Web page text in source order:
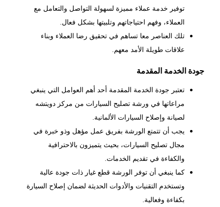
توفير خدمة عملاء مميزة لسهولة التواصل والتعامل مع
العملاء، وفهم احتياجاتهم وتلبيتها بشكل فعال.
تلك العناصر معا تساهم في تحقيق رضا العملاء وبناء
علاقات طويلة الأمد معهم.
جودة الخدمة المقدمة
تعتبر جودة الخدمة المقدمة أحد أهم العوامل التي ينبغي
مراعاتها في ورشة تصليح السيارات من مركز دويتشه
لصيانة وإصلاح السيارات الألمانية.
يجب أن تتمتع الورشة بفريق عمل مؤهل وذو خبرة في
مجال تصليح السيارات، بحيث يتميزون بالاحترافية
والكفاءة في تقديم الخدمات.
كما ينبغي أن توفر الورشة قطع غيار ذات جودة عالية
وتستخدم التقنيات والأدوات الحديثة لضمان إصلاح السيارة
بكفاءة وفعالية.